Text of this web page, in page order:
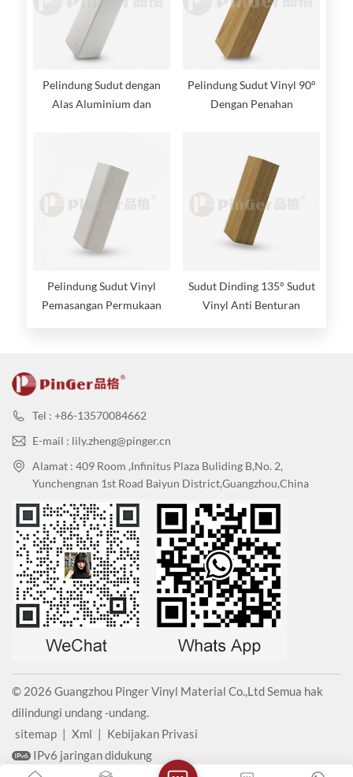
Pelindung Sudut dengan
Alas Aluminium dan
Pelindung Sudut Vinyl 90°
Dengan Penahan
Pelindung Sudut Vinyl
Pemasangan Permukaan
Sudut Dinding 135° Sudut
Vinyl Anti Benturan
Tel : +86-13570084662
E-mail : lily.zheng@pinger.cn
Alamat : 409 Room ,Infinitus Plaza Buliding B,No. 2,
Yunchengnan 1st Road Baiyun District,Guangzhou,China
© 2026 Guangzhou Pinger Vinyl Material Co.,Ltd Semua hak
dilindungi undang -undang.
sitemap | Xml | Kebijakan Privasi
IPv6 jaringan didukung